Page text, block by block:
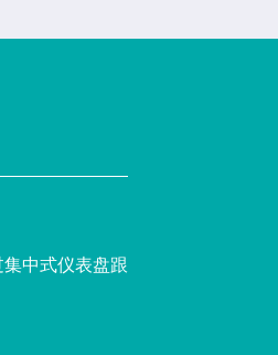
中式仪表盘跟